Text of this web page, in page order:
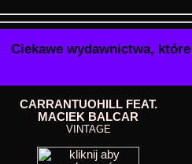
Ciekawe wydawnictwa,
CARRANTUOHILL FEAT.
MACIEK BALCAR
VINTAGE